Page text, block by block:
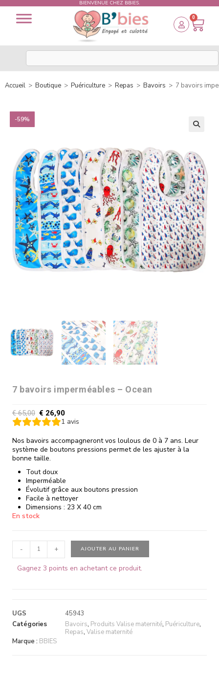
BIENVENUE CHEZ BBIES.
0
Accueil > Boutique > Puériculture > Repas > Bavoirs > 7 bavoirs
-59%
7 bavoirs imperméables – Ocean
€65,00 € 26,90
1 avis
Nos bavoirs accompagneront vos loulous de 0 à 7 ans. Leur
système de boutons pressions permet de les ajuster à la
bonne taille.
Tout doux
Imperméable
Évolutif grâce aux boutons pression
Facile à nettoyer
Dimensions : 23 X 40 cm
En stock
- + AJOUTER AU PANIER
Gagnez 3 points en achetant ce produit.
UGS
45943
Catégories
Bavoirs, Produits Valise maternité, Puériculture,
Repas, Valise maternité
Marque : BBIES